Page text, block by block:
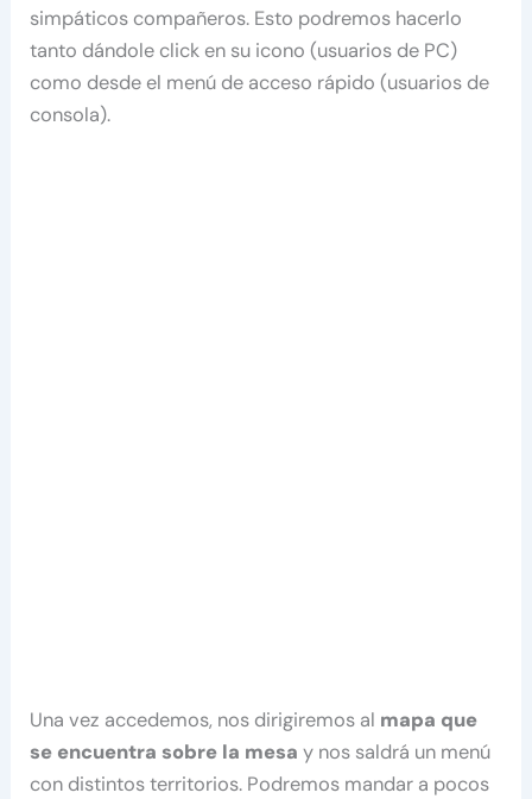
simpáticos compañeros. Esto podremos hacerlo
tanto dándole click en su icono (usuarios de PC)
como desde el menú de acceso rápido (usuarios de
consola).
Una vez accedemos, nos dirigiremos al mapa que
se encuentra sobre la mesa y nos saldrá un menú
con distintos territorios. Podremos mandar a pocos